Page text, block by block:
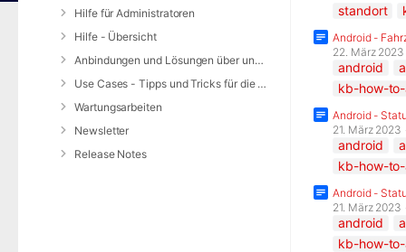
Hilfe für Administratoren
Hilfe - Übersicht
Anbindungen und Lösungen über unsere Web-Schnittstelle (REST-API)
Use Cases - Tipps und Tricks für die Anwendung von DIVERA 24/7
Wartungsarbeiten
Newsletter
Release Notes
standort
Android -
22. März 2023
android
kb-how-
Android -
21. März 2023
android
kb-how-
Android -
21. März 2023
android
kb-how-